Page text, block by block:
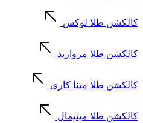
کالکشن طلا لوکس
کالکشن طلا مروارید
کالکشن طلا مینا کاری
کالکشن طلا مینیمال